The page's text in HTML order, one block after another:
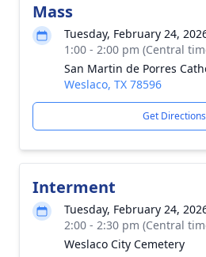
Mass
Tuesday, February 24,
1:00 - 2:00 pm (Central
San Martin de Porres
Weslaco, TX 78596
Get Directions
Interment
Tuesday, February 24,
2:00 - 2:30 pm (Central
Weslaco City Cemetery